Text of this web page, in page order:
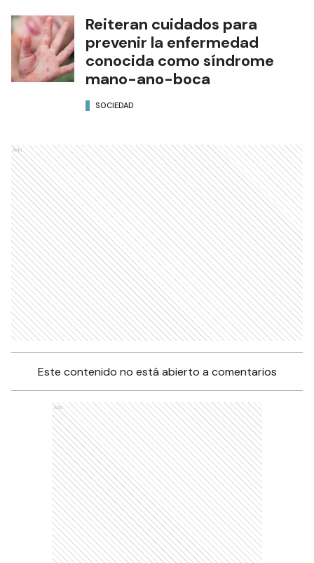
Reiteran cuidados para
prevenir la enfermedad
conocida como síndrome
mano-ano-boca
SOCIEDAD
Ads
Este contenido no está abierto a comentarios
Ads